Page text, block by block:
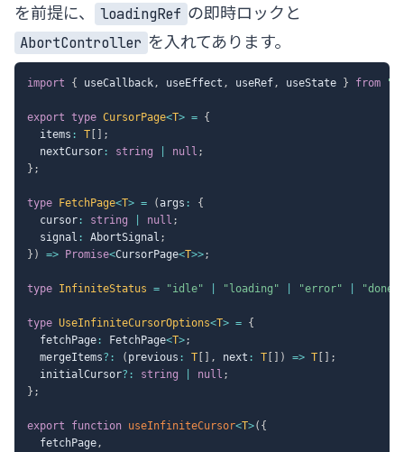
を前提に、
loadingRef の即時ロックと
AbortController を入れてあります。
import { useCallback, useEffect , useRef, useState } from
export type CursorPage<T> = {
  items
: T
;
  nextCursor
: string null ;
} ;
type FetchPage<T> = (args :
{
  cursor
: string null ;
  signal
: AbortSignal ;
} ) => Promise<CursorPage<T>>;
type InfiniteStatus = "idle" "loading" "error" "done"
type UseInfiniteCursorOptions<T> = {
  fetchPage
: FetchPage<T>;
  mergeItems
? : ( previous : T , next : T ) => T
;
  initialCursor
? : string null ;
} ;
export function useInfiniteCursor<T>( {
  fetchPage
,